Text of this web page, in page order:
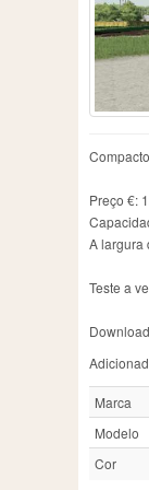
Preço €:
A largura
Teste a
Marca
Modelo
Cor